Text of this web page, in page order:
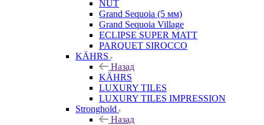
NUT
Grand Sequoia (5 мм)
Grand Sequoia Village
ECLIPSE SUPER MATT
PARQUET SIROCCO
KÄHRS
Назад
KÄHRS
LUXURY TILES
LUXURY TILES IMPRESSION
Stronghold
Назад